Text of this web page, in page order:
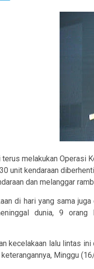
terus melakukan Operasi
unit kendaraan
dan melanggar
di hari yang sama
dunia, 9
kecelakaan lalu lintas
Minggu